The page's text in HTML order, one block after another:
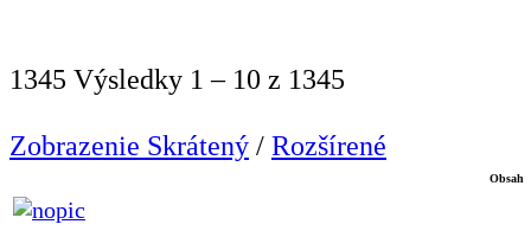
1345 Výsledky 1 – 10 z 1345
Zobrazenie Skrátený / Rozšírené
Obsah